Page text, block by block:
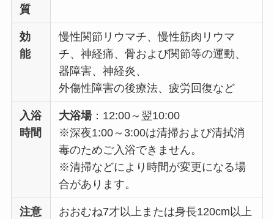
質
効
能
慢性関節リウマチ、慢性筋肉リウマ
チ、神経痛、骨および関節等の運動、
器障害、神経炎、
外傷性障害の後療法、疲労回復など
入浴
時間
大浴場：12:00～翌10:00
※深夜1:00～3:00は清掃および清拭消
毒のためご入浴できません。
※清掃などにより時間が変更になる場
合があります。
注意
おおむね7才以上または身長120cm以上